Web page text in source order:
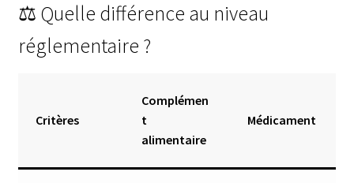
⚖️ Quelle différence au niveau
réglementaire ?
Critères
Complémen
t
alimentaire
Médicament